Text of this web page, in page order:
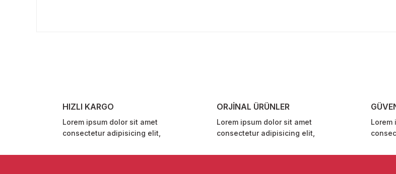
Bu ürüne benzer farklı alternatifler olmalı.
HIZLI KARGO
Lorem ipsum dolor sit amet
consectetur adipisicing elit,
ORJİNAL ÜRÜNLER
Lorem ipsum dolor sit amet
consectetur adipisicing elit,
Lorem